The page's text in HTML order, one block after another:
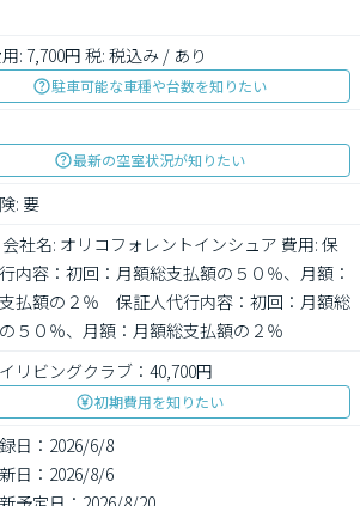
和営業所まで遠慮なくお問い合
: 7,700円 税: 税込み / あり
駐車可能な車種や台数を知りたい
最新の空室状況が知りたい
: 要
社名: オリコフォレントインシュア 費用: 保
内容：初回：月額総支払額の５０％、月額：
払額の２％　保証人代行内容：初回：月額総
５０％、月額：月額総支払額の２％
リビングクラブ：40,700円
初期費用を知りたい
日：2026/6/8
日：2026/8/6